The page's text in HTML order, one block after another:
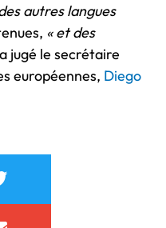
autres langues
« et des
jugé le secrétaire
européennes, Diego